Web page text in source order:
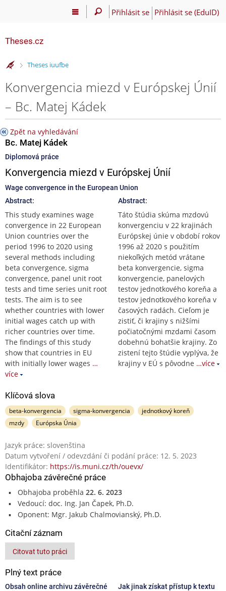
Přihlásit se Přihlásit se (EduID)
Theses.cz
>
Theses iuufbe
Konvergencia miezd v Európskej Únií
– Bc. Matej Kádek
Zpět na vyhledávání
Bc. Matej Kádek
Diplomová práce
Konvergencia miezd v Európskej Únií
Wage convergence in the European Union
Abstract:
This study examines wage
convergence in 22 European
Union countries over the
period 1996 to 2020 using
several methods including
beta convergence, sigma
convergence, panel unit root
tests and time series unit root
tests. The aim is to see
whether countries with lower
initial wages catch up with
richer countries over time.
The findings of this study
show that countries in EU
with initially lower wages …
více
Abstract:
Táto štúdia skúma mzdovú
konvergenciu v 22 krajinách
Európskej únie v období rokov
1996 až 2020 s použitím
niekoľkých metód vrátane
beta konvergencie, sigma
konvergencie, panelových
testov jednotkového koreňa a
testov jednotkového koreňa v
časových radách. Cieľom je
zistiť, či krajiny s nižšími
počiatočnými mzdami časom
dobehnú bohatšie krajiny. Zo
zistení tejto štúdie vyplýva, že
krajiny v EÚ s pôvodne …více
Klíčová slova
beta-konvergencia sigma-konvergencia
jednotkový koreň
mzdy
Európska Únia
Jazyk práce: slovenština
Datum vytvoření / odevzdání či podání práce: 12. 5. 2023
Identifikátor: https://is.muni.cz/th/ouevx/
Obhajoba závěrečné práce
Obhajoba proběhla 22. 6. 2023
Vedoucí: doc. Ing. Jan Čapek, Ph.D.
Oponent: Mgr. Jakub Chalmovianský, Ph.D.
Citační záznam
Citovat tuto práci
Plný text práce
Obsah online archivu závěrečné
Jak jinak získat přístup k textu